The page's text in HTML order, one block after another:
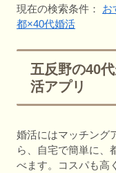
現在の検索条件： お
都×40代婚活
五反野の40
活アプリ
婚活にはマッチング
ら、自宅で簡単に、
べます。コスパも高